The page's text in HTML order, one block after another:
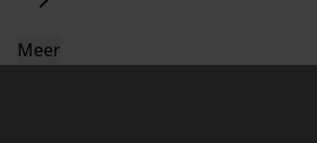
Meer